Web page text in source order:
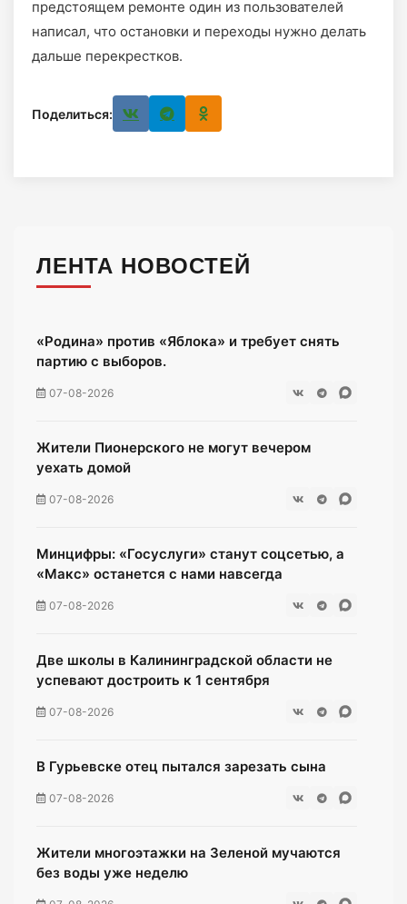
предстоящем ремонте один из пользователей
написал, что остановки и переходы нужно делать
дальше перекрестков.
Поделиться:
ЛЕНТА НОВОСТЕЙ
«Родина» против «Яблока» и требует снять
партию с выборов.
07-08-2026
Жители Пионерского не могут вечером
уехать домой
07-08-2026
Минцифры: «Госуслуги» станут соцсетью, а
«Макс» останется с нами навсегда
07-08-2026
Две школы в Калининградской области не
успевают достроить к 1 сентября
07-08-2026
В Гурьевске отец пытался зарезать сына
07-08-2026
Жители многоэтажки на Зеленой мучаются
без воды уже неделю